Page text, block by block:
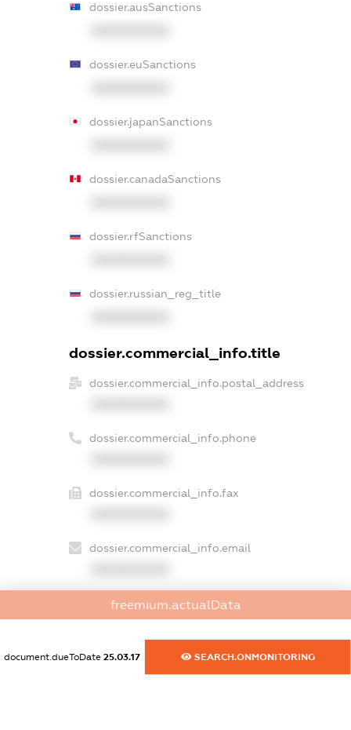
dossier.ausSanctions
dossier.euSanctions
dossier.japanSanctions
dossier.canadaSanctions
dossier.rfSanctions
dossier.russian_reg_title
dossier.commercial_info.title
dossier.commercial_info.postal_address
dossier.commercial_info.phone
dossier.commercial_info.fax
dossier.commercial_info.email
dossier.commercial_info.website
dossier.commercial_info.activity
freemium.actualData
document.dueToDate 25.03.17 SEARCH.ONMONITORING